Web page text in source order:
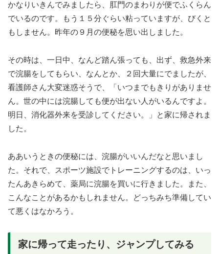
かなりいきんでみましたら、肛門のまわりが便でふくらん
でいるのです。もう１５分ぐらい粘っていますが、びくと
もしません。昨年の９月の便秘を思い出しました。
その時は、一日中、なんど踏ん張っても、出ず、救急外来
で浣腸をしてもらい、なんとか、２回大量にでましたが、
看護師さん大変迷惑そうで、「いつまでもきりがありませ
ん。世の中には浣腸しても便が出ない人がいるんですよ。
明日、消化器外来を受診してください。」と家に帰されま
した。
ああいうときの便秘には、浣腸がいいんだなと思いまし
た。それで、スポーツ施設でトレーニングするのは、いっ
たんあきらめて、薬局に浣腸を買いに行きました。また、
こんなことがあるかもしれません。どっちみち準備してい
て悪くはなかろう。
家に帰って走ったり、ジャンプしてみる